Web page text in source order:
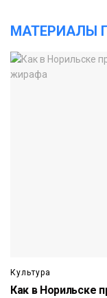
МАТЕРИАЛЫ
Культура
Как в Норильске